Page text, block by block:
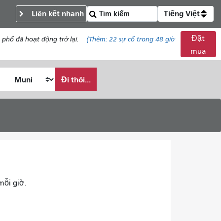
Liên kết nhanh Tiếng Việt
phố đã hoạt động trở lại. (Thêm: 22 sự cố trong 48 giờ
Đặt
mua
Đi thôi...
giờ.